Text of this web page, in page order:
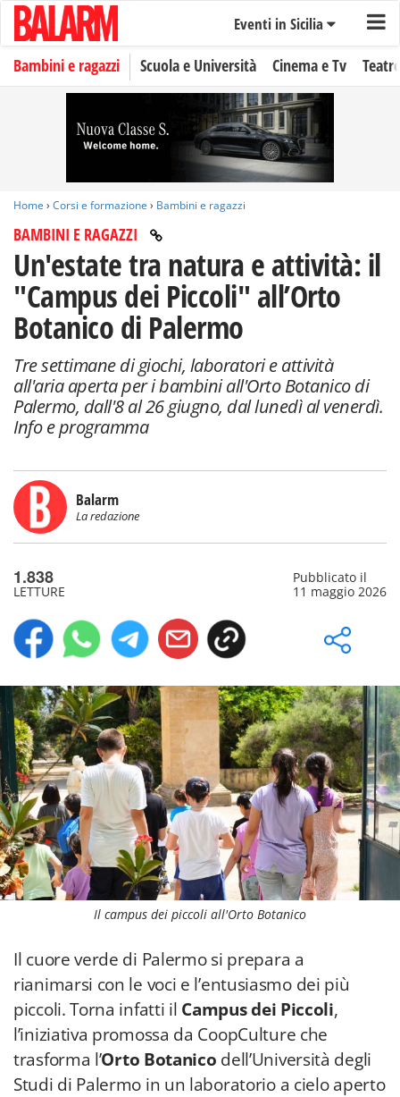
Eventi in Sicilia
Bambini e ragazzi Scuola e Università Cinema e Tv
Home › Corsi e formazione › Bambini e ragazzi
BAMBINI E RAGAZZI
Un'estate tra natura e attività: il
"Campus dei Piccoli" all’Orto
Botanico di Palermo
Tre settimane di giochi, laboratori e attività
all'aria aperta per i bambini all'Orto Botanico di
Palermo, dall'8 al 26 giugno, dal lunedì al venerdì.
Info e programma
Balarm
La redazione
1.838
LETTURE
Pubblicato il
11 maggio 2026
Il campus dei piccoli all'Orto Botanico
Il cuore verde di Palermo si prepara a
rianimarsi con le voci e l’entusiasmo dei più
piccoli. Torna infatti il Campus dei Piccoli,
l’iniziativa promossa da CoopCulture che
trasforma l’Orto Botanico dell’Università degli
Studi di Palermo in un laboratorio a cielo aperto